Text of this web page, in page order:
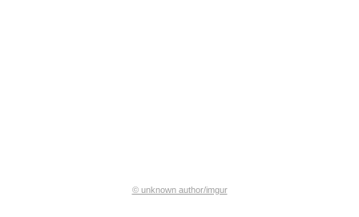
© unknown author/imgur